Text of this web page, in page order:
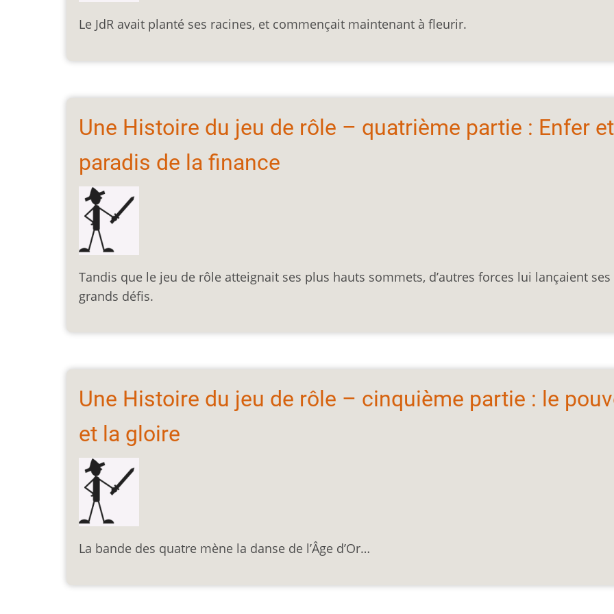
Le JdR avait planté ses racines, et commençait maintenant à fleurir.
Une Histoire du jeu de rôle – quatrième partie : Enfer et
paradis de la finance
Tandis que le jeu de rôle atteignait ses plus hauts sommets, d’autres forces lui lançaient
grands défis.
Une Histoire du jeu de rôle – cinquième partie : le
et la gloire
La bande des quatre mène la danse de l’Âge d’Or…